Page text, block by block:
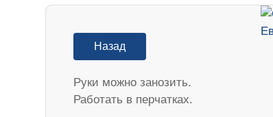
Назад
Руки можно занозить.
Работать в перчатках.